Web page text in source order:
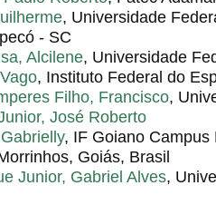
, Universidade
- SC
Alcilene, Universidade
, Instituto Federal do
Filho, Francisco,
José Roberto
, IF Goiano
Goiás, Brasil
Junior, Gabriel Alves,